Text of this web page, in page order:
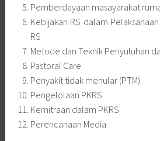
Pemberdayaan masayarakat
Kebijakan RS dalam
RS
Metode dan Teknik Penyuluhan
Pastoral Care
Penyakit tidak menular (PTM)
Pengelolaan PKRS
Kemitraan dalam PKRS
Perencanaan Media